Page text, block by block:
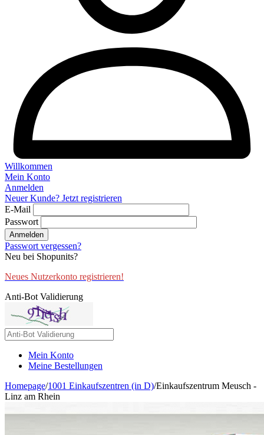
Willkommen
Mein Konto
Anmelden
Neuer Kunde? Jetzt registrieren
E-Mail
Passwort
Anmelden
Passwort vergessen?
Neu bei Shopunits?
Neues Nutzerkonto registrieren!
Anti-Bot Validierung
Mein Konto
Meine Bestellungen
Homepage/1001 Einkaufszentren (in D)/Einkaufszentrum Meusch -
Linz am Rhein